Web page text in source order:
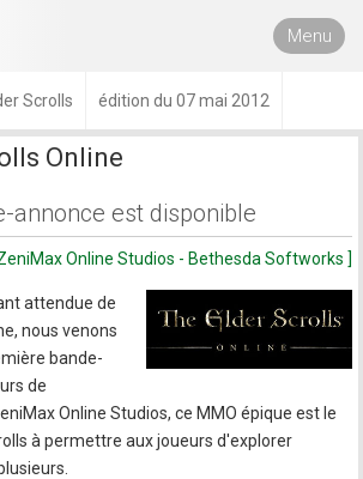
Menu
Scrolls édition du 07 mai 2012
Online
annonce est disponible
Online Studios - Bethesda Softworks ]
attendue de
nous venons
bande-
de
Online Studios, ce MMO épique est le
à permettre aux joueurs d'explorer